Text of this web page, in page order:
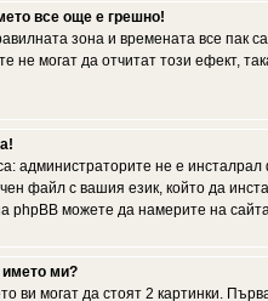
все още е грешно!
зона и времената все
не могат да отчитат този ефект,
администраторите не е
файл с вашия език, който да
phpBB можете да намерите на
името ми?
ви могат да стоят 2 картинки.